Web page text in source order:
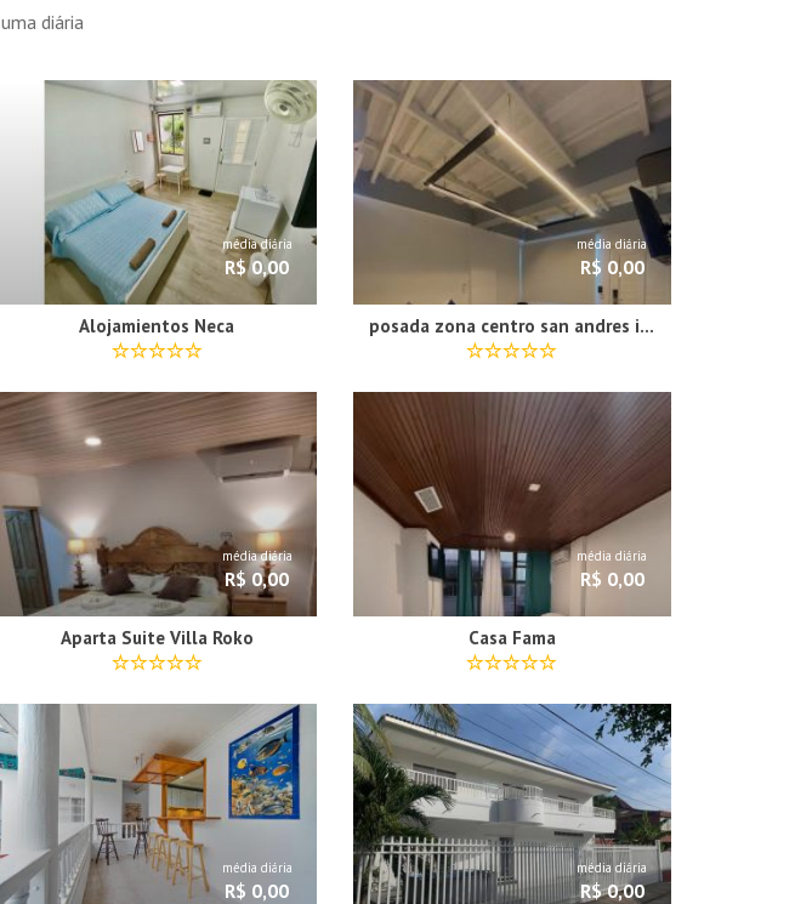
diária
média diária
R$ 0,00
Alojamientos Neca
média diária
R$ 0,00
posada zona centro san andres islas
média diária
R$ 0,00
Aparta Suite Villa Roko
média diária
R$ 0,00
Casa Fama
média diária
R$ 0,00
média diária
R$ 0,00